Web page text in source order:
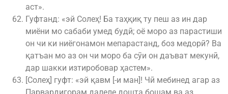
аст».
Гуфтанд: «эй Солеҳ! Ба таҳқиқ ту пеш аз ин дар
миёни мо сабаби умед будӣ; оё моро аз парастиши
он чи ки ниёгонамон мепарастанд, боз медорӣ? Ва
қатъан мо аз он чи моро ба сӯи он даъват мекунӣ,
дар шакки изтиробовар ҳастем».
[Солеҳ] гуфт: «эй қавм [-и ман]! Чӣ мебинед агар аз
Парвардигорам далеле дошта бошам ва аз